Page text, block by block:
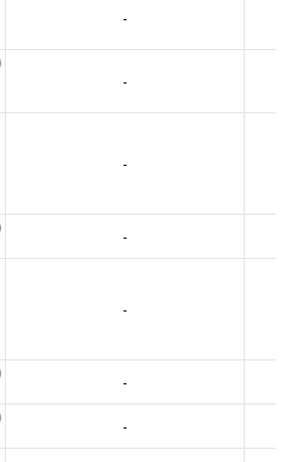
-
-
-
-
-
-
-